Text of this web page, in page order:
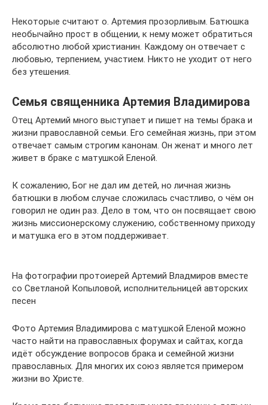
Некоторые считают о. Артемия прозорливым. Батюшка
необычайно прост в общении, к нему может обратиться
абсолютно любой христианин. Каждому он отвечает с
любовью, терпением, участием. Никто не уходит от него
без утешения.
Семья священника Артемия Владимирова
Отец Артемий много выступает и пишет на темы брака и
жизни православной семьи. Его семейная жизнь, при этом
отвечает самым строгим канонам. Он женат и много лет
живет в браке с матушкой Еленой.
К сожалению, Бог не дал им детей, но личная жизнь
батюшки в любом случае сложилась счастливо, о чём он
говорил не один раз. Дело в том, что он посвящает свою
жизнь миссионерскому служению, собственному приходу
и матушка его в этом поддерживает.
На фотографии протоиерей Артемий Владмиров вместе
со Светланой Копыловой, исполнительницей авторских
песен
Фото Артемия Владимирова с матушкой Еленой можно
часто найти на православных форумах и сайтах, когда
идёт обсуждение вопросов брака и семейной жизни
православных. Для многих их союз является примером
жизни во Христе.